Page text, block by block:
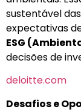
sustentável
expectativas
ESG
decisões de
deloitte.com
Desafios e